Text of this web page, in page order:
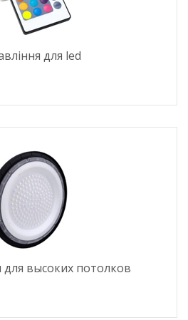
для led
высоких потолков